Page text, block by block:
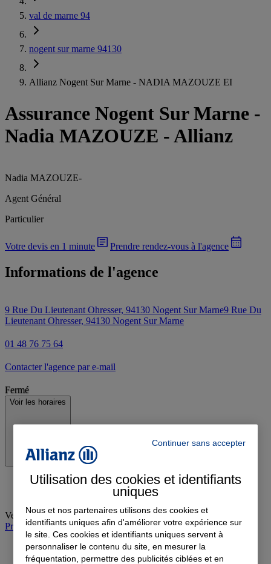
val de marne 94
nogent sur marne 94130
Allianz Nogent Sur Marne - NADIA MAZOUZE EI
Assurance Nogent Sur Marne -
Nadia MAZOUZE - Allianz
Nadia MAZOUZE-
Agent Général
Particulier
Votre devis en 1 minute Prendre rendez-vous à l'agence
Informations de l'agence
9 Rue Du Lieutenant Ohresser, 94130 Nogent Sur Marne9 Rue Du
Lieutenant Ohresser, 94130 Nogent Sur Marne
01 48 76 75 64
Contacter l'agence par e-mail
Fermé
Voir les horaires
Vendredi: 09:30-13:00, 14:00-18:00
Prendre rendez-vous à l'agence
Continuer sans accepter
Utilisation des cookies et identifiants
uniques
Nous et nos partenaires utilisons des cookies et
identifiants uniques afin d'améliorer votre expérience sur
le site. Ces cookies et identifiants uniques servent à
personnaliser le contenu du site, en mesurer la
fréquentation, permettre des publicités ciblées et en